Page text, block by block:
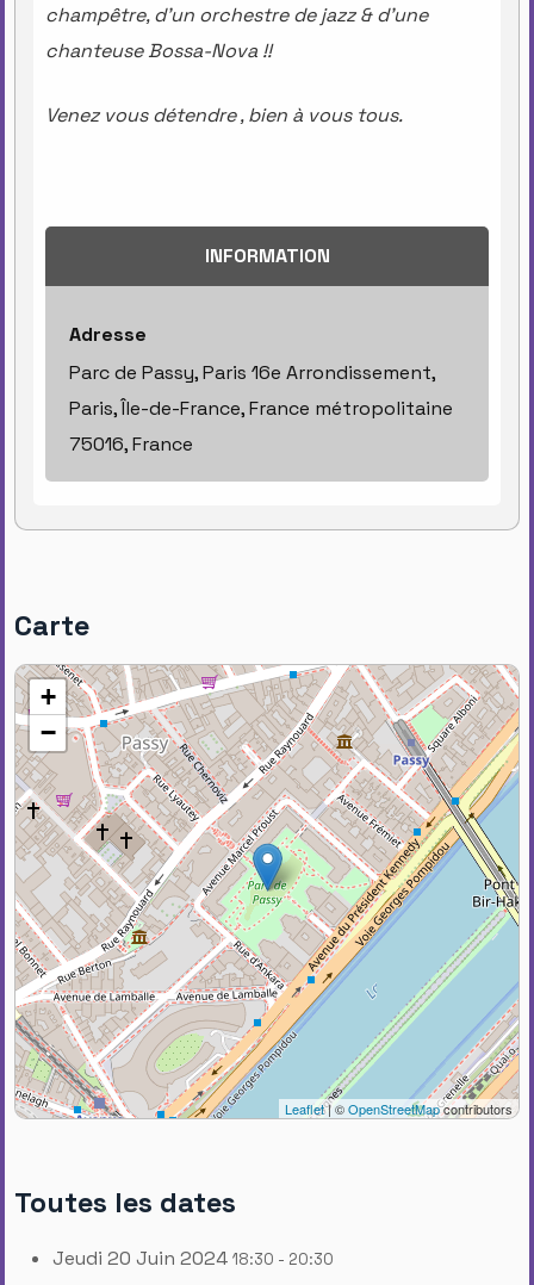
champêtre, d’un orchestre de jazz & d’une
chanteuse Bossa-Nova !!
Venez vous détendre , bien à vous tous.
INFORMATION
Adresse
Parc de Passy, Paris 16e Arrondissement,
Paris, Île-de-France, France métropolitaine
75016, France
Carte
+
−
Leaflet| ©OpenStreetMapcontributors
Toutes les dates
Jeudi 20 Juin 2024 18:30 - 20:30